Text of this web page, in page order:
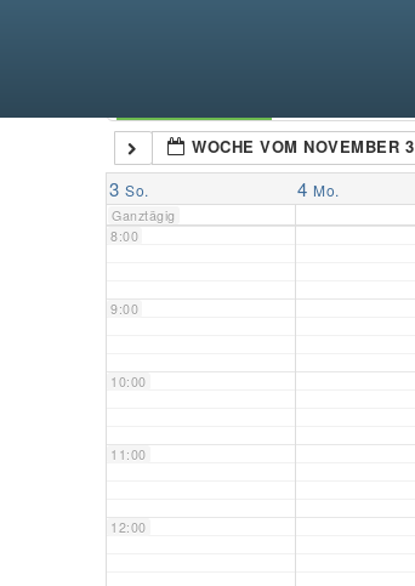
WOCHE VOM NOVEMBER 3
3 So. 4 Mo.
Ganztägig
7:00
8:00
9:00
10:00
11:00
12:00